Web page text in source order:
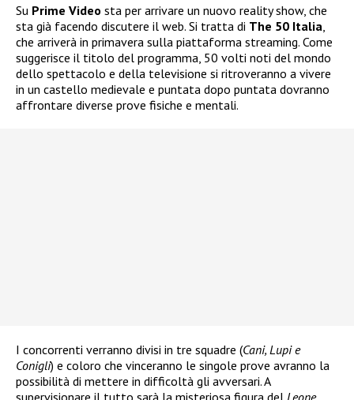
Su Prime Video sta per arrivare un nuovo reality show, che
sta già facendo discutere il web. Si tratta di The 50 Italia,
che arriverà in primavera sulla piattaforma streaming. Come
suggerisce il titolo del programma, 50 volti noti del mondo
dello spettacolo e della televisione si ritroveranno a vivere
in un castello medievale e puntata dopo puntata dovranno
affrontare diverse prove fisiche e mentali.
I concorrenti verranno divisi in tre squadre (Cani, Lupi e
Conigli) e coloro che vinceranno le singole prove avranno la
possibilità di mettere in difficoltà gli avversari. A